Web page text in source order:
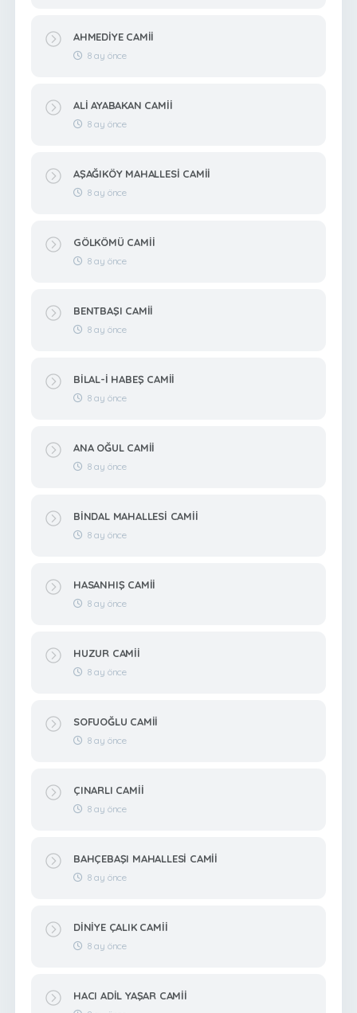
AHMEDİYE CAMİİ
8 ay önce
ALİ AYABAKAN CAMİİ
8 ay önce
AŞAĞIKÖY MAHALLESİ CAMİİ
8 ay önce
GÖLKÖMÜ CAMİİ
8 ay önce
BENTBAŞI CAMİİ
8 ay önce
BİLAL-İ HABEŞ CAMİİ
8 ay önce
ANA OĞUL CAMİİ
8 ay önce
BİNDAL MAHALLESİ CAMİİ
8 ay önce
HASANHIŞ CAMİİ
8 ay önce
HUZUR CAMİİ
8 ay önce
SOFUOĞLU CAMİİ
8 ay önce
ÇINARLI CAMİİ
8 ay önce
BAHÇEBAŞI MAHALLESİ CAMİİ
8 ay önce
DİNİYE ÇALIK CAMİİ
8 ay önce
HACI ADİL YAŞAR CAMİİ